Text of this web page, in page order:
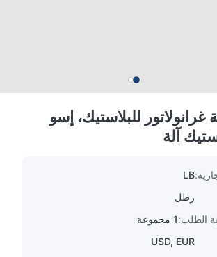
للبلاستيك، إسو
آلة
LB
1 مجموعة
USD, EUR